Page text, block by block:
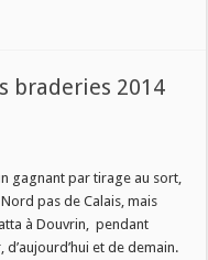
braderies 2014
gagnant par tirage au sort,
pas de Calais, mais
à Douvrin, pendant
d’aujourd’hui et de demain.